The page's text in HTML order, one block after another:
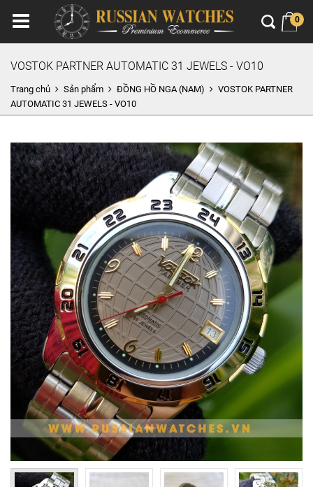
0
VOSTOK PARTNER AUTOMATIC 31 JEWELS - VO10
Trang chủ Sản phẩm ĐỒNG HỒ NGA (NAM)
VOSTOK PARTNER
AUTOMATIC 31 JEWELS - VO10